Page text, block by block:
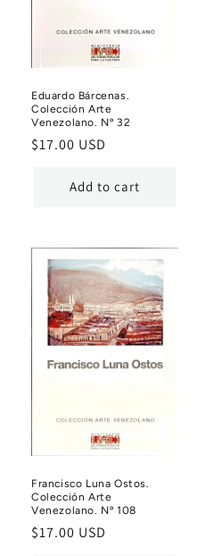
Eduardo Bárcenas.
Colección Arte
Venezolano. Nº 32
Regular
$17.00 USD
Add to cart
Francisco Luna Ostos.
Colección Arte
Venezolano. Nº 108
Regular
$17.00 USD